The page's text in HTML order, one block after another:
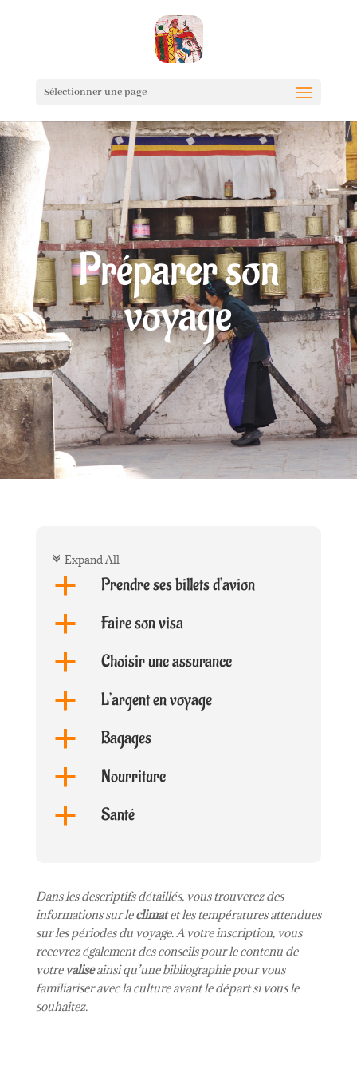
Sélectionner une page
Préparer son
voyage
c Expand All
a Prendre ses billets d’avion
a Faire son visa
a Choisir une assurance
a L’argent en voyage
a Bagages
a Nourriture
a Santé
Dans les descriptifs détaillés, vous trouverez des
informations sur leclimatet les températures attendues
sur les périodes du voyage. A votre inscription, vous
recevrez également des conseils pour le contenu de
votrevaliseainsi qu’une bibliographie pour vous
familiariser avec la culture avant le départ si vous le
souhaitez.